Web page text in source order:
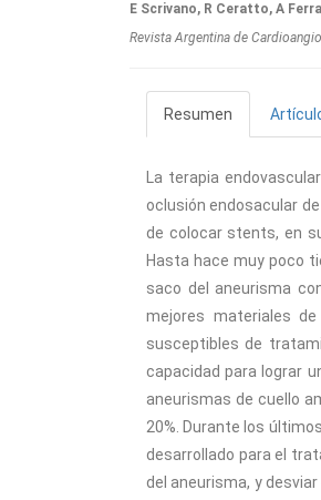
E Scrivano, R Ceratto, A
Revista Argentina de
Resumen
La terapia
oclusión endosacular
de colocar stents, en
Hasta hace muy poco
saco del aneurisma
mejores materiales
susceptibles de
capacidad para lograr
aneurismas de cuello
20%. Durante los
desarrollado para el
del aneurisma, y